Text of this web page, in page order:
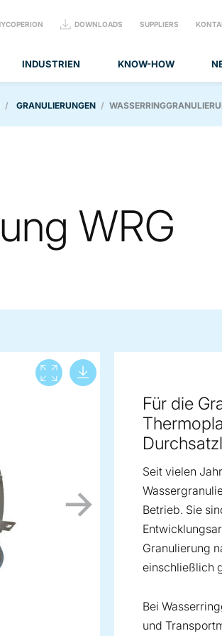
INDUSTRIEN KNOW-HOW
DOWNLOADS SUPPLIERS
GRANULIERUNGEN
WRG
View full screen
Für die
Seit vielen
Betrieb. Sie
Granulierung
einschließlich
Bei
und